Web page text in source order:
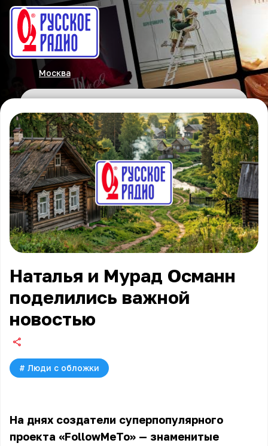
Москва
Наталья и Мурад Османн
поделились важной
новостью
# Люди с обложки
На днях создатели суперпопулярного
проекта «FollowMeTo» — знаменитые